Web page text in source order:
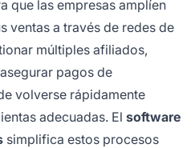
que las empresas amplíen
ventas a través de redes de
múltiples afiliados,
pagos de
volverse rápidamente
adecuadas. El software
simplifica estos procesos